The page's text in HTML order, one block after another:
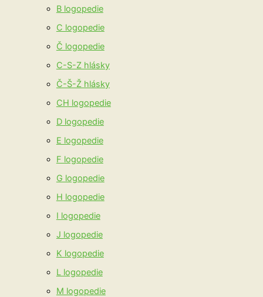
B logopedie
C logopedie
Č logopedie
C-S-Z hlásky
Č-Š-Ž hlásky
CH logopedie
D logopedie
E logopedie
F logopedie
G logopedie
H logopedie
I logopedie
J logopedie
K logopedie
L logopedie
M logopedie